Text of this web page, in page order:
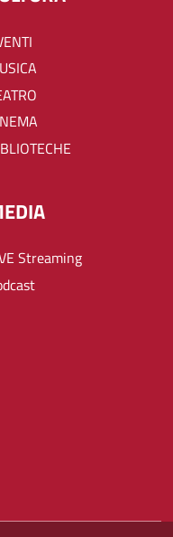
MUSICA
Streaming